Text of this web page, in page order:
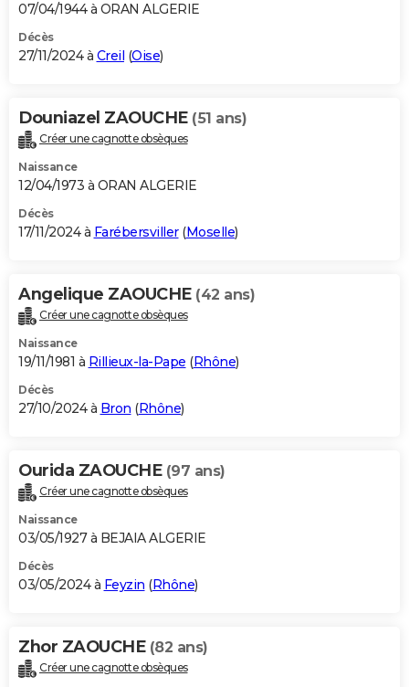
07/04/1944 à ORAN ALGERIE
Décès
27/11/2024 à Creil (Oise)
Douniazel ZAOUCHE (51 ans)
Créer une cagnotte obsèques
Naissance
12/04/1973 à ORAN ALGERIE
Décès
17/11/2024 à Farébersviller(Moselle)
Angelique ZAOUCHE (42 ans)
Créer une cagnotte obsèques
Naissance
19/11/1981 à Rillieux-la-Pape (Rhône)
Décès
27/10/2024 à Bron (Rhône)
Ourida ZAOUCHE (97 ans)
Créer une cagnotte obsèques
Naissance
03/05/1927 à BEJAIA ALGERIE
Décès
03/05/2024 à Feyzin (Rhône)
Zhor ZAOUCHE (82 ans)
Créer une cagnotte obsèques